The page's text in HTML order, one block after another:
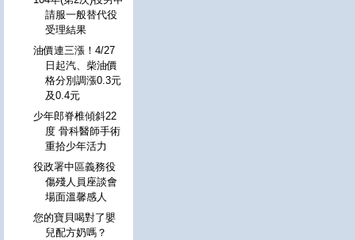
請服一般替代役
受理結果
油價連三漲！4/27
日起汽、柴油價
格分別調漲0.3元
及0.4元
少年郎脊椎傾斜22
度 骨科醫師手術
重拾少年活力
役政署中區義務役
傷殘人員座談會
場面溫馨感人
您的寶貝喝對了嬰
兒配方奶嗎？